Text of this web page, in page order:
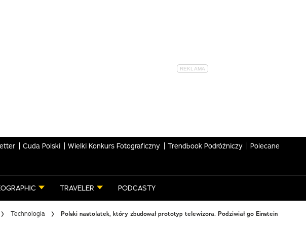
Cuda Polski Wielki Konkurs Fotograficzny Trendbook Podróżniczy Polecane
TRAVELER PODCASTY
Technologia Polski nastolatek, który zbudował prototyp telewizora. Podziwiał go Einstein